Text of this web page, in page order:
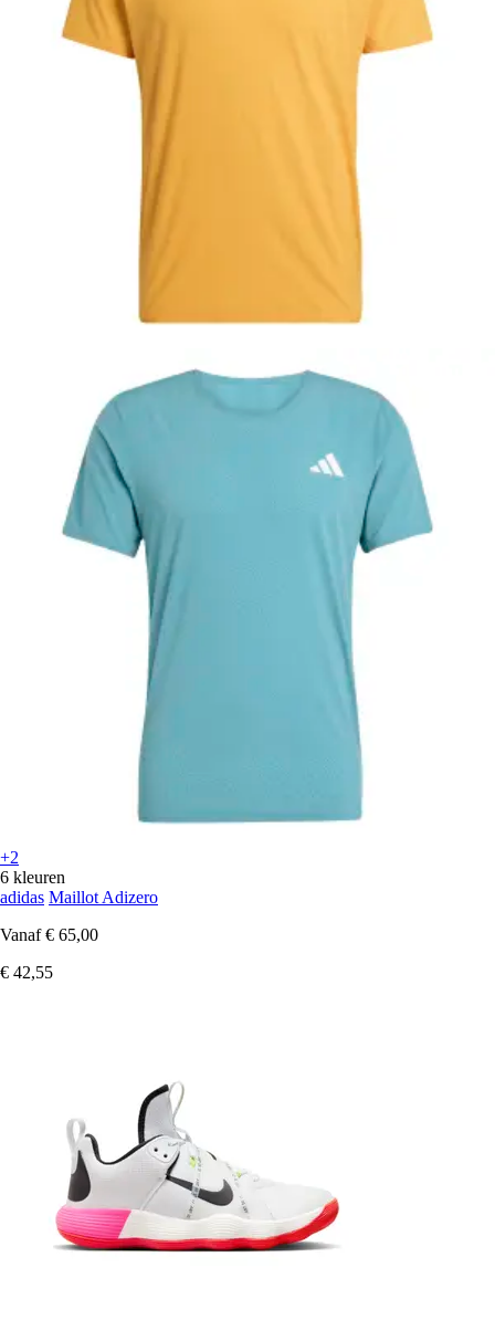
+2
6 kleuren
adidas Maillot Adizero
Vanaf € 65,00
€ 42,55